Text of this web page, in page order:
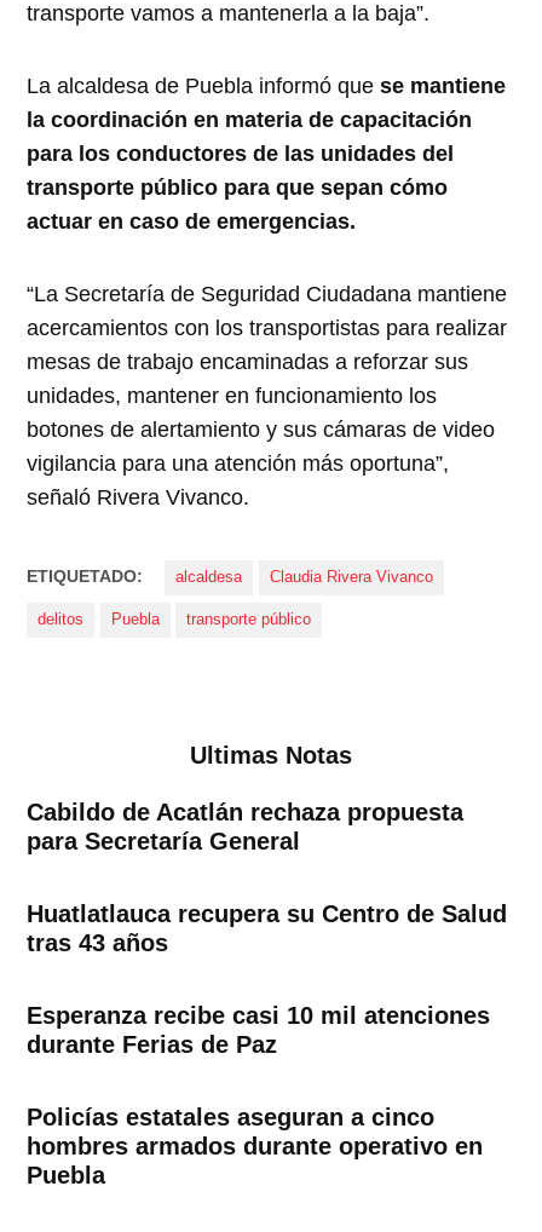
transporte vamos a mantenerla a la baja”.
La alcaldesa de Puebla informó quese mantiene
la coordinación en materia de capacitación
para los conductores de las unidades del
transporte público para que sepan cómo
actuar en caso de emergencias.
“La Secretaría de Seguridad Ciudadana mantiene
acercamientos con los transportistas para realizar
mesas de trabajo encaminadas a reforzar sus
unidades, mantener en funcionamiento los
botones de alertamiento y sus cámaras de video
vigilancia para una atención más oportuna”,
señaló Rivera Vivanco.
ETIQUETADO: alcaldesa Claudia Rivera Vivanco
delitos Puebla transporte público
Ultimas Notas
Cabildo de Acatlán rechaza propuesta
para Secretaría General
Huatlatlauca recupera su Centro de Salud
tras 43 años
Esperanza recibe casi 10 mil atenciones
durante Ferias de Paz
Policías estatales aseguran a cinco
hombres armados durante operativo en
Puebla